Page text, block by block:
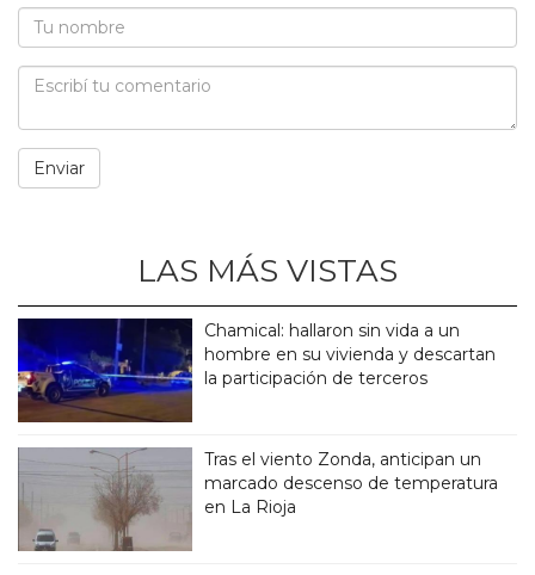
LAS MÁS VISTAS
Chamical: hallaron sin vida a un
hombre en su vivienda y descartan
la participación de terceros
Tras el viento Zonda, anticipan un
marcado descenso de temperatura
en La Rioja